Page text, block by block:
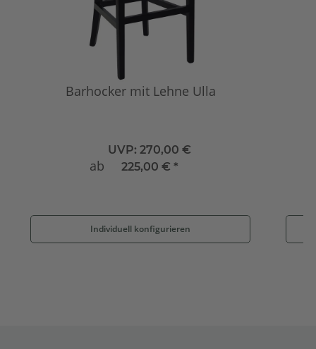
Barhocker mit Lehne Ulla
ab
UVP: 270,00 €
225,00 € *
Individuell konfigurieren